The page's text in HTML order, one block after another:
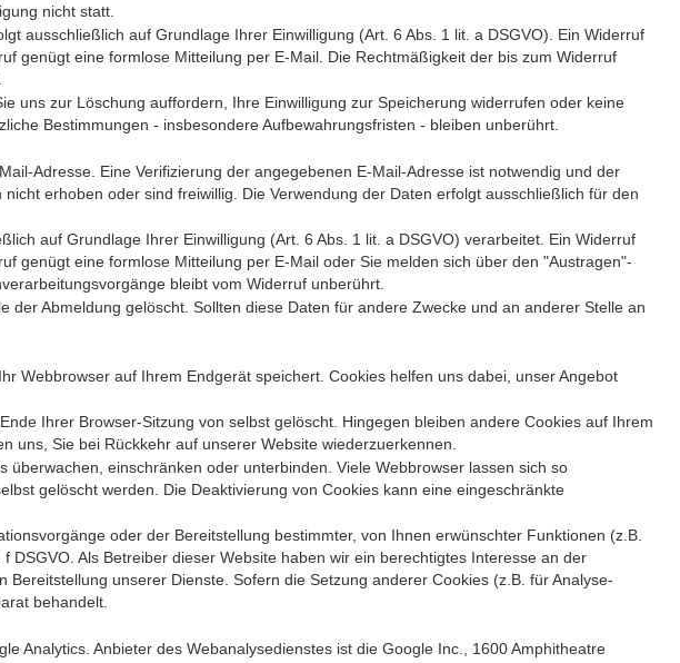
nicht statt.
ausschließlich auf Grundlage Ihrer Einwilligung (Art. 6 Abs. 1 lit. a DSGVO). Ein Widerruf
genügt eine formlose Mitteilung per E-Mail. Die Rechtmäßigkeit der bis zum Widerruf
uns zur Löschung auffordern, Ihre Einwilligung zur Speicherung widerrufen oder keine
Bestimmungen - insbesondere Aufbewahrungsfristen - bleiben unberührt.
Adresse. Eine Verifizierung der angegebenen E-Mail-Adresse ist notwendig und der
erhoben oder sind freiwillig. Die Verwendung der Daten erfolgt ausschließlich für den
auf Grundlage Ihrer Einwilligung (Art. 6 Abs. 1 lit. a DSGVO) verarbeitet. Ein Widerruf
genügt eine formlose Mitteilung per E-Mail oder Sie melden sich über den "Austragen"-
bleibt vom Widerruf unberührt.
Abmeldung gelöscht. Sollten diese Daten für andere Zwecke und an anderer Stelle an
Webbrowser auf Ihrem Endgerät speichert. Cookies helfen uns dabei, unser Angebot
Ihrer Browser-Sitzung von selbst gelöscht. Hingegen bleiben andere Cookies auf Ihrem
uns, Sie bei Rückkehr auf unserer Website wiederzuerkennen.
einschränken oder unterbinden. Viele Webbrowser lassen sich so
gelöscht werden. Die Deaktivierung von Cookies kann eine eingeschränkte
oder der Bereitstellung bestimmter, von Ihnen erwünschter Funktionen (z.B.
Als Betreiber dieser Website haben wir ein berechtigtes Interesse an der
unserer Dienste. Sofern die Setzung anderer Cookies (z.B. für Analyse-
behandelt.
Analytics. Anbieter des Webanalysedienstes ist die Google Inc., 1600 Amphitheatre